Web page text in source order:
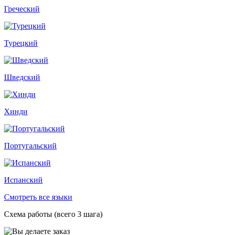
Греческий
Турецкий
Шведский
Хинди
Португальский
Испанский
Смотреть все языки
Схема работы (всего 3 шага)